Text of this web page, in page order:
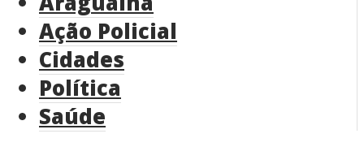
Ação Policial
Cidades
Política
Saúde